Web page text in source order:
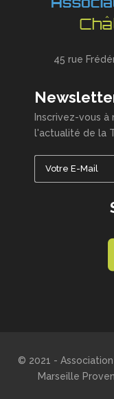
45 rue
Inscrivez-vous
l'actualité de la
© 2021 -
Marseille